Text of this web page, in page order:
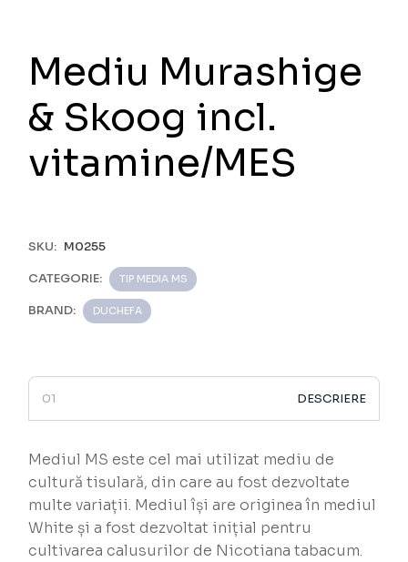
Mediu Murashige
& Skoog incl.
vitamine/MES
SKU: M0255
CATEGORIE: TIP MEDIA MS
BRAND: DUCHEFA
DESCRIERE
Mediul MS este cel mai utilizat mediu de
cultură tisulară, din care au fost dezvoltate
multe variații. Mediul își are originea în mediul
White și a fost dezvoltat inițial pentru
cultivarea calusurilor de Nicotiana tabacum.